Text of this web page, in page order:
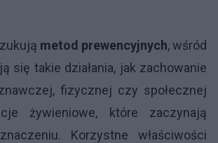
metod prewencyjnych, wśród
się takie działania, jak zachowanie
fizycznej czy społecznej
żywieniowe, które zaczynają
Korzystne właściwości